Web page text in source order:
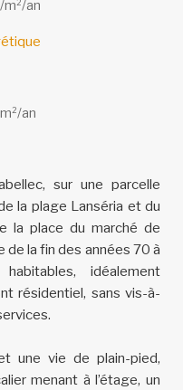
m²/an
an
sur une parcelle
la plage Lanséria et du
la place du marché de
de la fin des années 70 à
idéalement
résidentiel, sans vis-à-
une vie de plain-pied,
menant à l’étage, un